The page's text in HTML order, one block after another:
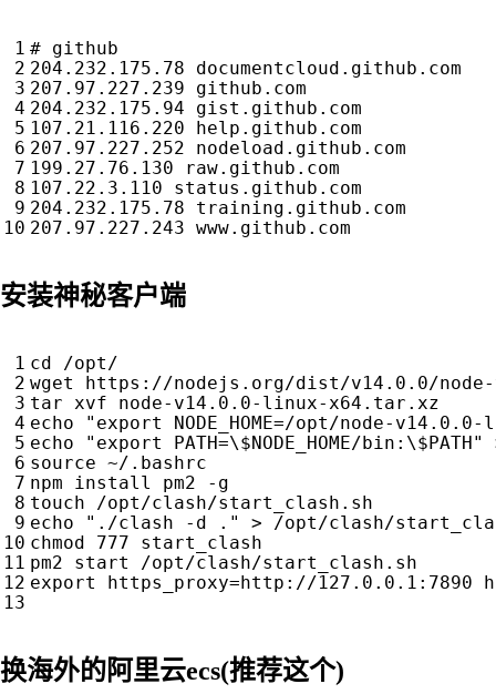
# github
204.232.175.78 documentcloud.github.com
207.97.227.239 github.com
204.232.175.94 gist.github.com
107.21.116.220 help.github.com
207.97.227.252 nodeload.github.com
199.27.76.130 raw.github.com
107.22.3.110 status.github.com
204.232.175.78 training.github.com
安装神秘客户端
cd
/opt/
wget https://nodejs.org/dist/v14.0.0/
echo
"export NODE_HOME=/opt/node-
echo
"export PATH=\$NODE_HOME/bin:\$PATH"
source ~/.bashrc
npm install pm2 -g
echo
"./clash -d ."
> /opt/clash/
chmod 777 start_clash
export
https_proxy= http://127.0.0.1:7890
换海外的阿里云ecs(推荐这个)